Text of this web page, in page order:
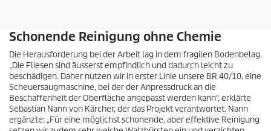
Schonende Reinigung ohne Chemie
Die Herausforderung bei der Arbeit lag in dem fragilen Bodenbelag.
„Die Fliesen sind äusserst empfindlich und dadurch leicht zu
beschädigen. Daher nutzen wir in erster Linie unsere BR 40/10, eine
Scheuersaugmaschine, bei der der Anpressdruck an die
Beschaffenheit der Oberfläche angepasst werden kann“, erklärte
Sebastian Nann von Kärcher, der das Projekt verantwortet. Nann
ergänzte: „Für eine möglichst schonende, aber effektive Reinigung